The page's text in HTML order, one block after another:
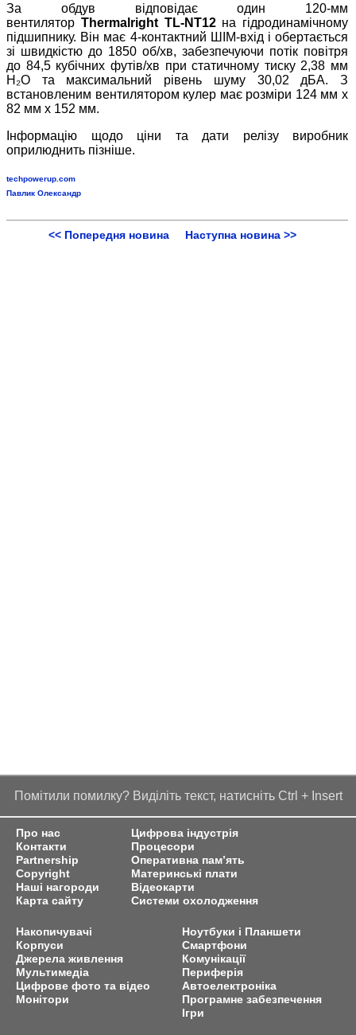
За обдув відповідає один 120-мм
вентилятор Thermalright TL-NT12на гідродинамічному
підшипнику. Він має 4-контактний ШІМ-вхід і обертається
зі швидкістю до 1850 об/хв, забезпечуючи потік повітря
до 84,5 кубічних футів/хв при статичному тиску 2,38 мм
H₂O та максимальний рівень шуму 30,02 дБА.З
встановленим вентилятором кулер має розміри 124 мм x
82 мм x 152 мм.
Інформацію щодо ціни та дати релізу виробник
оприлюднить пізніше.
techpowerup.com
Павлик Олександр
<< Попередня новина Наступна новина >>
Помітили помилку? Виділіть текст, натисніть Ctrl + Insert
Про нас
Контакти
Partnership
Copyright
Наші нагороди
Карта сайту
Цифрова індустрія
Процесори
Оперативна пам’ять
Материнські плати
Відеокарти
Системи охолодження
Накопичувачі
Корпуси
Джерела живлення
Мультимедіа
Цифрове фото та відео
Монітори
Ноутбуки і Планшети
Смартфони
Комунікації
Периферія
Автоелектроніка
Програмне забезпечення
Ігри